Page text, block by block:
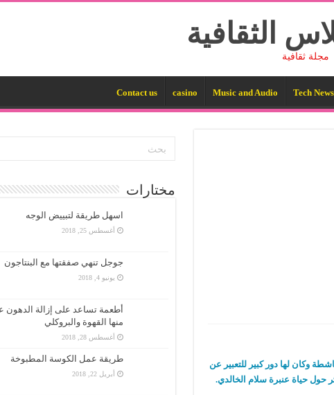
الثقافية
مجلة ثقافية
Tech News
Music and Audio
casino
Contact us
وكان لها دور كبير للتعبير عن
حول حياة عنبرة سلام الخالدي.
مختارات
اسهل طريقة لتبييض الوجه
أغسطس 25, 2018
جوجل تنهي صفقتها مع البنتاجون
يونيو 4, 2018
أطعمة تساعد على إزالة الدهون
منها القهوة والبروكلي
أغسطس 28, 2018
طريقة عمل الكوسة المطبوخة
أبريل 22, 2018